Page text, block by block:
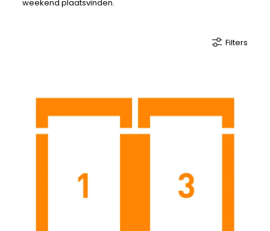
weekend plaatsvinden.
Filters